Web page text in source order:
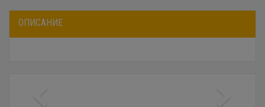
ОПИСАНИЕ